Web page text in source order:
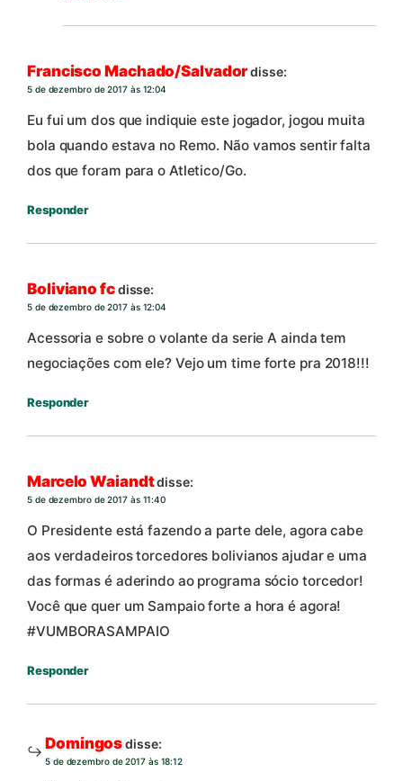
Francisco Machado/Salvadordisse:
5 de dezembro de 2017 às 12:04
Eu fui um dos que indiquie este jogador, jogou muita
bola quando estava no Remo. Não vamos sentir falta
dos que foram para o Atletico/Go.
Responder
Boliviano fcdisse:
5 de dezembro de 2017 às 12:04
Acessoria e sobre o volante da serie A ainda tem
negociações com ele? Vejo um time forte pra 2018!!!
Responder
Marcelo Waiandtdisse:
5 de dezembro de 2017 às 11:40
O Presidente está fazendo a parte dele, agora cabe
aos verdadeiros torcedores bolivianos ajudar e uma
das formas é aderindo ao programa sócio torcedor!
Você que quer um Sampaio forte a hora é agora!
#VUMBORASAMPAIO
Responder
Domingosdisse:
5 de dezembro de 2017 às 18:12